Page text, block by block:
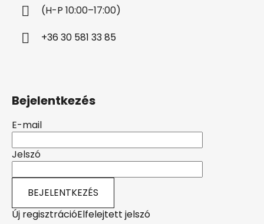
(H-P 10:00–17:00)
+36 30 581 33 85
Bejelentkezés
E-mail
Jelszó
BEJELENTKEZÉS
Új regisztrációElfelejtett jelszó